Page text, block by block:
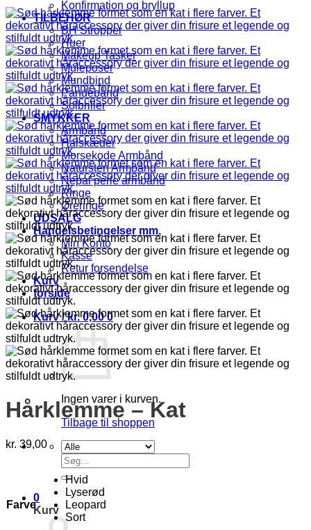
Konfirmation og bryllup
TILBEHØR
BH Stropper
Huer
Makeup Tasker
Muleposer
Mundbind
Pandebånd
Solbriller
SMYKKER
Armbånd
Halskæder
Morsekode Armbånd
Natursten Armbånd
Nepal perle armbånd
Ringe
Øreringe
UDSALG
Handelsbetingelser mm.
Min Konto
Kasse
Retur forsendelse
Kurv
forside
Kurv /kr.0,00 0
Ingen varer i kurven.
Tilbage til shoppen
Søg
efter:
0
Kurv
Hårklemme – Kat
kr. 39,00
Farve
Hvid
Lyserød
Leopard
Sort